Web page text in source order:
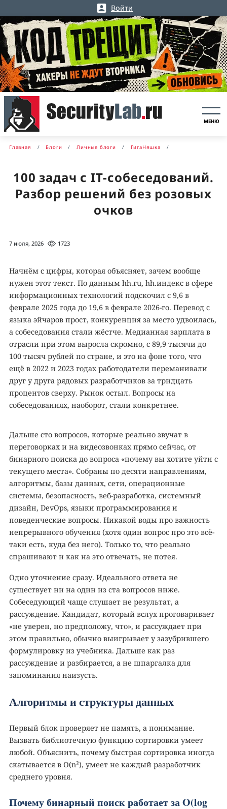
Войти
МЕНЮ
Главная Блоги Личные блоги ГигаНяшка
100 задач с IT-собеседований.
Разбор решений без розовых
очков
7 июля, 2026 1723
Начнём с цифры, которая объясняет, зачем вообще
нужен этот текст. По данным hh.ru, hh.индекс в сфере
информационных технологий подскочил с 9,6 в
феврале 2025 года до 19,6 в феврале 2026-го. Перевод с
языка эйчаров прост, конкуренция за место удвоилась,
а собеседования стали жёстче. Медианная зарплата в
отрасли при этом выросла скромно, с 89,9 тысячи до
100 тысяч рублей по стране, и это на фоне того, что
ещё в 2022 и 2023 годах работодатели переманивали
друг у друга рядовых разработчиков за тридцать
процентов сверху. Рынок остыл. Вопросы на
собеседованиях, наоборот, стали конкретнее.
Дальше сто вопросов, которые реально звучат в
переговорках и на видеозвонках прямо сейчас, от
бинарного поиска до вопроса «почему вы хотите уйти с
текущего места». Собраны по десяти направлениям,
алгоритмы, базы данных, сети, операционные
системы, безопасность, веб-разработка, системный
дизайн, DevOps, языки программирования и
поведенческие вопросы. Никакой воды про важность
непрерывного обучения (хотя один вопрос про это всё-
таки есть, куда без него). Только то, что реально
спрашивают и как на это отвечать, не потея.
Одно уточнение сразу. Идеального ответа не
существует ни на один из ста вопросов ниже.
Собеседующий чаще слушает не результат, а
рассуждение. Кандидат, который вслух проговаривает
«не уверен, но предположу, что», и рассуждает при
этом правильно, обычно выигрывает у зазубрившего
формулировку из учебника. Дальше как раз
рассуждение и разбирается, а не шпаргалка для
запоминания наизусть.
Алгоритмы и структуры данных
Первый блок проверяет не память, а понимание.
Вызвать библиотечную функцию сортировки умеет
любой. Объяснить, почему быстрая сортировка иногда
скатывается в O(n²), умеет не каждый разработчик
среднего уровня.
Почему бинарный поиск работает за O(log